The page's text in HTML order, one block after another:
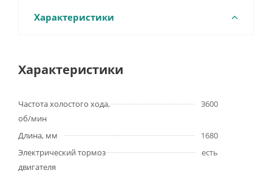
Характеристики
Характеристики
Частота холостого хода,
об/мин
3600
Длина, мм
1680
Электрический тормоз
двигателя
есть